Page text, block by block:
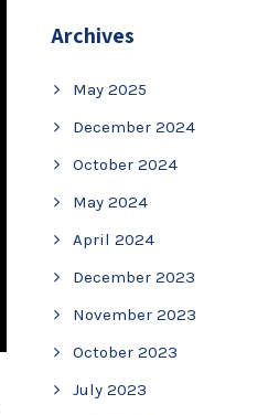
Archives
May 2025
December 2024
October 2024
May 2024
April 2024
December 2023
November 2023
October 2023
July 2023